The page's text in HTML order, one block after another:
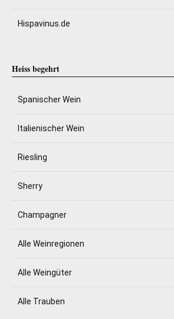
Hispavinus.de
Heiss begehrt
Spanischer Wein
Italienischer Wein
Riesling
Sherry
Champagner
Alle Weinregionen
Alle Weingüter
Alle Trauben